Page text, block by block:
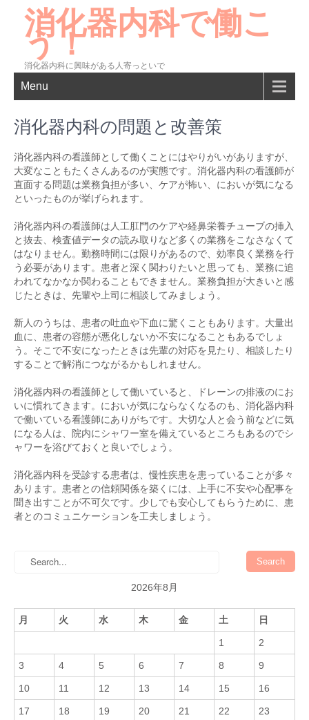
消化器内科で働こ
う！
消化器内科に興味がある人寄っといで
Menu
消化器内科の問題と改善策
消化器内科の看護師として働くことにはやりがいがありますが、
大変なこともたくさんあるのが実態です。消化器内科の看護師が
直面する問題は業務負担が多い、ケアが怖い、においが気になる
といったものが挙げられます。
消化器内科の看護師は人工肛門のケアや経鼻栄養チューブの挿入
と抜去、検査値データの読み取りなど多くの業務をこなさなくて
はなりません。勤務時間には限りがあるので、効率良く業務を行
う必要があります。患者と深く関わりたいと思っても、業務に追
われてなかなか関わることもできません。業務負担が大きいと感
じたときは、先輩や上司に相談してみましょう。
新人のうちは、患者の吐血や下血に驚くこともあります。大量出
血に、患者の容態が悪化しないか不安になることもあるでしょ
う。そこで不安になったときは先輩の対応を見たり、相談したり
することで解消につながるかもしれません。
消化器内科の看護師として働いていると、ドレーンの排液のにお
いに慣れてきます。においが気にならなくなるのも、消化器内科
で働いている看護師にありがちです。大切な人と会う前などに気
になる人は、院内にシャワー室を備えているところもあるのでシ
ャワーを浴びておくと良いでしょう。
消化器内科を受診する患者は、慢性疾患を患っていることが多々
あります。患者との信頼関係を築くには、上手に不安や心配事を
聞き出すことが不可欠です。少しでも安心してもらうために、患
者とのコミュニケーションを工夫しましょう。
2026年8月
月 火 水 木 金 土 日
1 2
3 4 5 6 7 8 9
10 11 12 13 14 15 16
17 18 19 20 21 22 23